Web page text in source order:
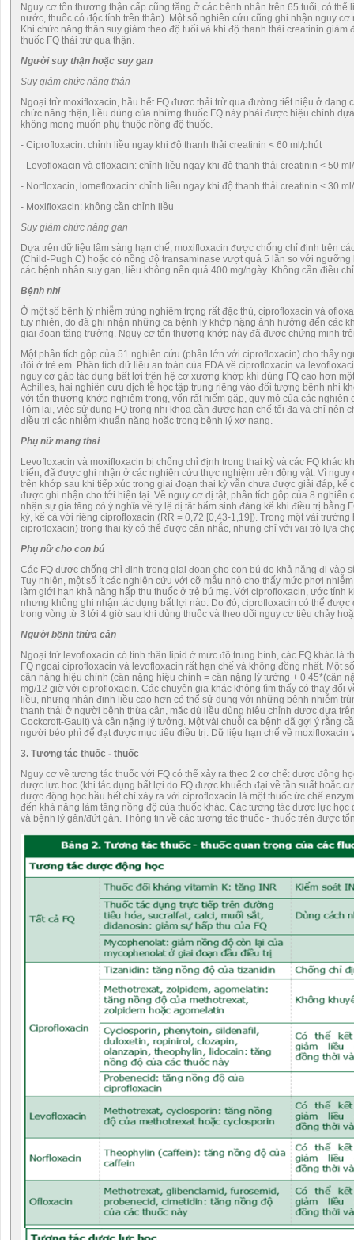
Nguy cơ tổn thương thận cấp cũng tăng ở các bệnh nhân trên 65 tuổi, có
nước, thuốc có độc tính trên thận). Một số nghiên cứu cũng ghi nhận nguy
Khi chức năng thận suy giảm theo độ tuổi và khi độ thanh thải creatinin
thuốc FQ thải trừ qua thận.
Người suy thận hoặc suy gan
Suy giảm chức năng thận
Ngoại trừ moxifloxacin, hầu hết FQ được thải trừ qua đường tiết niệu ở
chức năng thận, liều dùng của những thuốc FQ này phải được hiệu chỉnh
không mong muốn phụ thuộc nồng độ thuốc.
- Ciprofloxacin: chỉnh liều ngay khi độ thanh thải creatinin < 60 ml/phút
- Levofloxacin và ofloxacin: chỉnh liều ngay khi độ thanh thải creatinin < 50
- Norfloxacin, lomefloxacin: chỉnh liều ngay khi độ thanh thải creatinin < 30
- Moxifloxacin: không cần chỉnh liều
Suy giảm chức năng gan
Dựa trên dữ liệu lâm sàng hạn chế, moxifloxacin được chống chỉ định trên
(Child-Pugh C) hoặc có nồng độ transaminase vượt quá 5 lần so với
các bệnh nhân suy gan, liều không nên quá 400 mg/ngày. Không cần điều
Bệnh nhi
Ở một số bệnh lý nhiễm trùng nghiêm trọng rất đặc thù, ciprofloxacin và
tuy nhiên, do đã ghi nhận những ca bệnh lý khớp nặng ảnh hưởng đến các
giai đoạn tăng trưởng. Nguy cơ tổn thương khớp này đã được chứng minh
Một phân tích gộp của 51 nghiên cứu (phần lớn với ciprofloxacin) cho thấy
đôi ở trẻ em. Phân tích dữ liệu an toàn của FDA về ciprofloxacin và
nguy cơ gặp tác dụng bất lợi trên hệ cơ xương khớp khi dùng FQ cao hơn
Achilles, hai nghiên cứu dịch tễ học tập trung riêng vào đối tượng bệnh nhi
với tổn thương khớp nghiêm trọng, vốn rất hiếm gặp, quy mô của các
Tóm lại, việc sử dụng FQ trong nhi khoa cần được hạn chế tối đa và chỉ nên
điều trị các nhiễm khuẩn nặng hoặc trong bệnh lý xơ nang.
Phụ nữ mang thai
Levofloxacin và moxifloxacin bị chống chỉ định trong thai kỳ và các FQ khác
triển, đã được ghi nhận ở các nghiên cứu thực nghiệm trên động vật. Vì
trên khớp sau khi tiếp xúc trong giai đoạn thai kỳ vẫn chưa được giải đáp,
được ghi nhận cho tới hiện tại. Về nguy cơ dị tật, phân tích gộp của 8
nhận sự gia tăng có ý nghĩa về tỷ lệ dị tật bẩm sinh đáng kể khi điều trị bằng
kỳ, kể cả với riêng ciprofloxacin (RR = 0,72 [0,43-1,19]). Trong một vài
ciprofloxacin) trong thai kỳ có thể được cân nhắc, nhưng chỉ với vai trò lựa
Phụ nữ cho con bú
Các FQ được chống chỉ định trong giai đoạn cho con bú do khả năng đi
Tuy nhiên, một số ít các nghiên cứu với cỡ mẫu nhỏ cho thấy mức phơi
làm giới hạn khả năng hấp thu thuốc ở trẻ bú mẹ. Với ciprofloxacin, ước tính
nhưng không ghi nhận tác dụng bất lợi nào. Do đó, ciprofloxacin có thể
trong vòng từ 3 tới 4 giờ sau khi dùng thuốc và theo dõi nguy cơ tiêu chảy
Người bệnh thừa cân
Ngoại trừ levofloxacin có tính thân lipid ở mức độ trung bình, các FQ khác là
FQ ngoài ciprofloxacin và levofloxacin rất hạn chế và không đồng nhất. Một
cân nặng hiệu chỉnh (cân nặng hiệu chỉnh = cân nặng lý tưởng + 0,45*(cân
mg/12 giờ với ciprofloxacin. Các chuyên gia khác không tìm thấy có thay
liều, nhưng nhận định liều cao hơn có thể sử dụng với những bệnh nhiễm
thanh thải ở người bệnh thừa cân, mặc dù liều dùng hiệu chỉnh được dựa
Cockcroft-Gault) và cân nặng lý tưởng. Một vài chuỗi ca bệnh đã gợi ý rằng
người béo phì để đạt được mục tiêu điều trị. Dữ liệu hạn chế về
3. Tương tác thuốc - thuốc
Nguy cơ về tương tác thuốc với FQ có thể xảy ra theo 2 cơ chế: dược động
dược lực học (khi tác dụng bất lợi do FQ được khuếch đại về tần suất hoặc
dược động học hầu hết chỉ xảy ra với ciprofloxacin là một thuốc ức chế
đến khả năng làm tăng nồng độ của thuốc khác. Các tương tác dược lực
và bệnh lý gân/đứt gân. Thông tin về các tương tác thuốc - thuốc trên được